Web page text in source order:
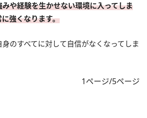
みや経験を生かせない環境に入ってしま
強くなります。
のすべてに対して自信がなくなってしま
1ページ/5ページ